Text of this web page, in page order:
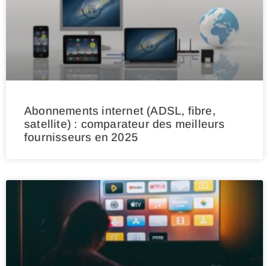
Abonnements internet (ADSL, fibre,
satellite) : comparateur des meilleurs
fournisseurs en 2025